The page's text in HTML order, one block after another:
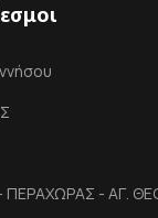
ΠΕΡΑΧΩΡΑΣ - ΑΓ.